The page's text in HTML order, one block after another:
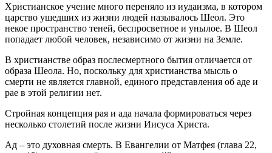
Христианское учение много переняло из иудаизма, в котором
царство ушедших из жизни людей называлось Шеол. Это
некое пространство теней, беспросветное и унылое. В Шеол
попадает любой человек, независимо от жизни на Земле.
В христианстве образ послесмертного бытия отличается от
образа Шеола. Но, поскольку для христианства мысль о
смерти не является главной, единого представления об аде и
рае в этой религии нет.
Стройная концепция рая и ада начала формироваться через
несколько столетий после жизни Иисуса Христа.
Ад – это духовная смерть. В Евангелии от Матфея (глава 22,